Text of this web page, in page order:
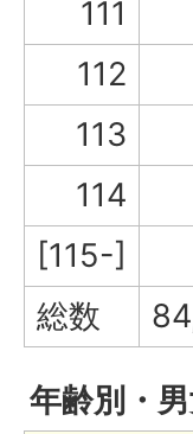
111
112
113
114
[115-]
総数
年齢別・